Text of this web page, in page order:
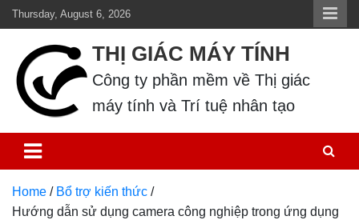
Skip
to
content
Thursday, August 6, 2026
THỊ GIÁC MÁY TÍNH
Công ty phần mềm về Thị giác
máy tính và Trí tuệ nhân tạo
Home
Bổ trợ kiến thức
Hướng dẫn sử dụng camera công nghiệp trong ứng dụng